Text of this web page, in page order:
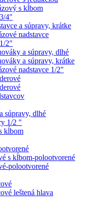
s kĺbom
4"
a súpravy, krátke
nadstavce
2"
a súpravy, dlhé
a súpravy, krátke
nadstavce 1/2"
súpravy, dlhé
1/2 "
kĺbom
s kĺbom-polootvorené
polootvorené
leštená hlava